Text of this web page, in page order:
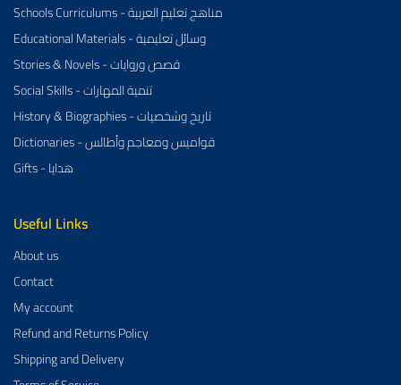
Schools Curriculums - مناهج تعليم العربية
Educational Materials - وسائل تعليمية
Stories & Novels - قصص وروايات
Social Skills - تنمية المهارات
History & Biographies - تاريخ وشخصيات
Dictionaries - قواميس ومعاجم وأطالس
Gifts - هدايا
Useful Links
About us
Contact
My account
Refund and Returns Policy
Shipping and Delivery